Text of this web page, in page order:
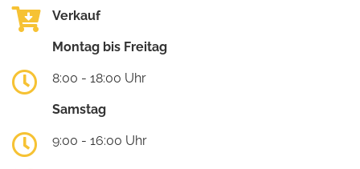
Verkauf
Montag bis Freitag
8:00 - 18:00 Uhr
Samstag
9:00 - 16:00 Uhr